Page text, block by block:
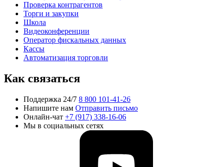
Проверка контрагентов
Торги и закупки
Школа
Видеоконференции
Оператор фискальных данных
Кассы
Автоматизация торговли
Как связаться
Поддержка 24/7 8 800 101-41-26
Напишите нам Отправить письмо
Онлайн-чат +7 (917) 338-16-06
Мы в социальных сетях